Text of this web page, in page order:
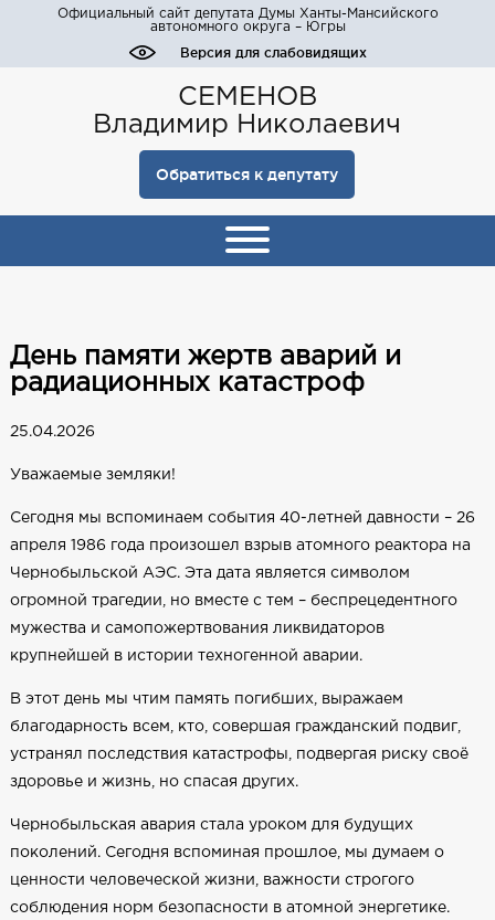
Официальный сайт депутата Думы Ханты-Мансийского
автономного округа – Югры
Версия для слабовидящих
СЕМЕНОВ
Владимир Николаевич
Обратиться к депутату
День памяти жертв аварий и
радиационных катастроф
25.04.2026
Уважаемые земляки!
Сегодня мы вспоминаем события 40-летней давности – 26
апреля 1986 года произошел взрыв атомного реактора на
Чернобыльской АЭС. Эта дата является символом
огромной трагедии, но вместе с тем – беспрецедентного
мужества и самопожертвования ликвидаторов
крупнейшей в истории техногенной аварии.
В этот день мы чтим память погибших, выражаем
благодарность всем, кто, совершая гражданский подвиг,
устранял последствия катастрофы, подвергая риску своё
здоровье и жизнь, но спасая других.
Чернобыльская авария стала уроком для будущих
поколений. Сегодня вспоминая прошлое, мы думаем о
ценности человеческой жизни, важности строгого
соблюдения норм безопасности в атомной энергетике.